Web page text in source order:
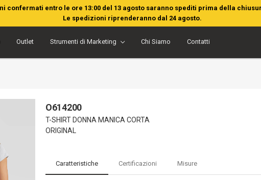
confermati entro le ore 13:00 del 13 agosto saranno spediti prima della
Le spedizioni riprenderanno dal 24 agosto.
Outlet Strumenti di Marketing Chi Siamo Contatti
O614200
T-SHIRT DONNA MANICA CORTA
ORIGINAL
Caratteristiche Certificazioni Misure